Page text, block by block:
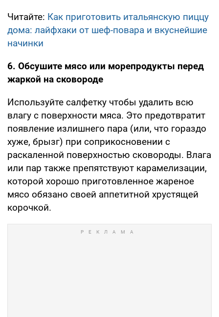
Читайте: Как приготовить итальянскую пиццу
дома: лайфхаки от шеф-повара и вкуснейшие
начинки
6. Обсушите мясо или морепродукты перед
жаркой на сковороде
Используйте салфетку чтобы удалить всю
влагу с поверхности мяса. Это предотвратит
появление излишнего пара (или, что гораздо
хуже, брызг) при соприкосновении с
раскаленной поверхностью сковороды. Влага
или пар также препятствуют карамелизации,
которой хорошо приготовленное жареное
мясо обязано своей аппетитной хрустящей
корочкой.